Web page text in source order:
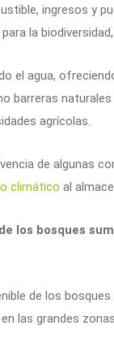
ingresos y
la
el agua,
barreras
agrícolas.
de algunas
climático al
los bosques
de los
las grandes